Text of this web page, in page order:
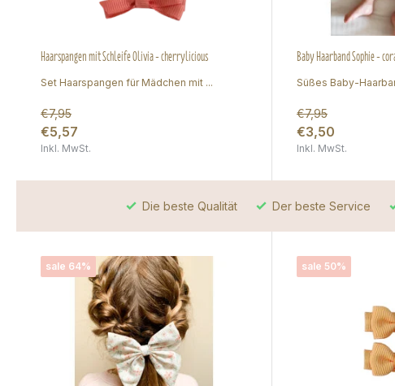
Haarspangen mit Schleife Olivia - cherrylicious
Set Haarspangen für Mädchen mit ...
€7,95
€5,57
Inkl. MwSt.
Baby Haarband Sophie -
Süßes Baby-
€7,95
€3,50
Inkl. MwSt.
Die beste Qualität Der beste Service
sale 64% sale 50%